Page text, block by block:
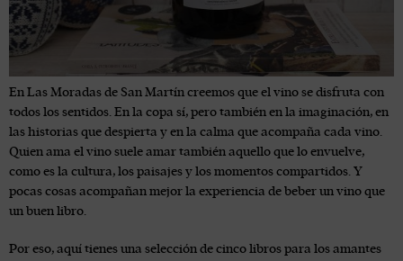
En Las Moradas de San Martín creemos que el vino se disfruta con
todos los sentidos. En la copa sí, pero también en la imaginación, en
las historias que despierta y en la calma que acompaña cada vino.
Quien ama el vino suele amar también aquello que lo envuelve,
como es la cultura, los paisajes y los momentos compartidos. Y
pocas cosas acompañan mejor la experiencia de beber un vino que
un buen libro.
Por eso, aquí tienes una selección de cinco libros para los amantes